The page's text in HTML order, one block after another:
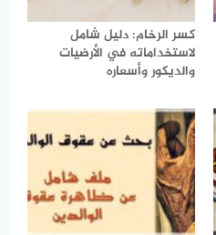
كسر الرخام: دليل شامل
لاستخداماته في الأرضيات
والديكور وأسعاره